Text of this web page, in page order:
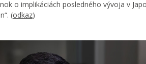
o implikáciách posledného vývoja v
(odkaz)